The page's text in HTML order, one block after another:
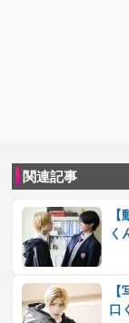
関連記事
く
口